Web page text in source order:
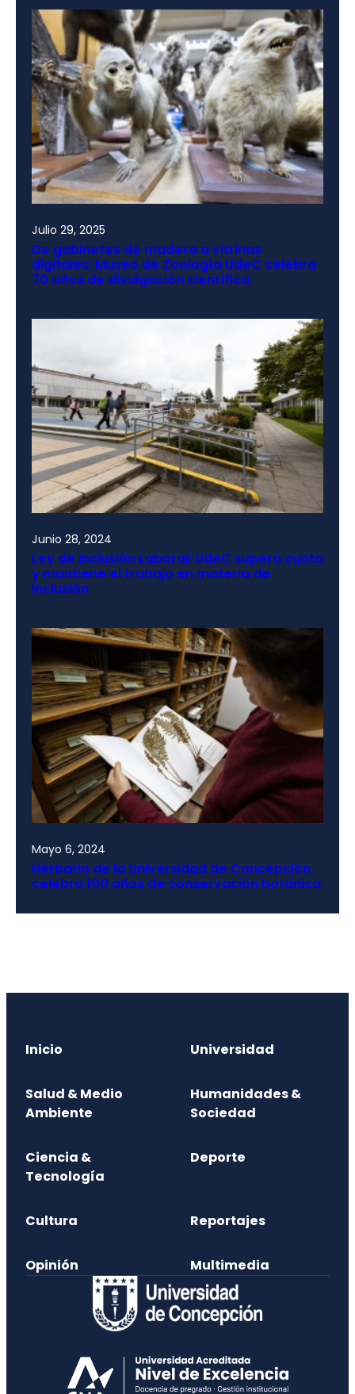
Julio 29, 2025
De gabinetes de madera a vitrinas
digitales: Museo de Zoología UdeC celebra
70 años de divulgación científica
Junio 28, 2024
Ley de Inclusión Laboral: UdeC supera cuota
y mantiene el trabajo en materia de
inclusión
Mayo 6, 2024
Herbario de la Universidad de Concepción
celebra 100 años de conservación botánica
Inicio Universidad
Salud & Medio
Ambiente
Humanidades &
Sociedad
Ciencia &
Tecnología
Deporte
Cultura Reportajes
Opinión Multimedia